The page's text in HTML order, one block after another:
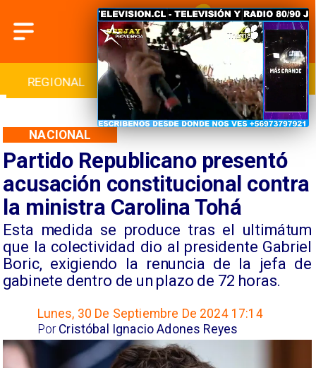
INTERNACIONAL DEPORTES CULTURA
Partido Republicano presentó
acusación constitucional contra
la ministra Carolina Tohá
​Esta medida se produce tras el ultimátum
que la colectividad dio al presidente Gabriel
Boric, exigiendo la renuncia de la jefa de
gabinete dentro de un plazo de 72 horas.
NACIONAL
Lunes, 30 De Septiembre De 2024 17:14
Cristóbal Ignacio Adones Reyes
Por